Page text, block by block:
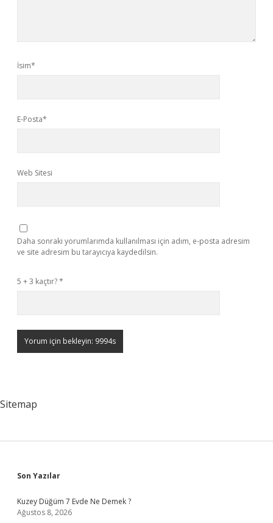
İsim*
E-Posta*
Web Sitesi
Daha sonraki yorumlarımda kullanılması için adım, e-posta adresim
ve site adresim bu tarayıcıya kaydedilsin.
5 + 3 kaçtır?*
Sitemap
Sidebar
Son Yazılar
Kuzey Düğüm 7 Evde Ne Demek ?
Ağustos 8, 2026